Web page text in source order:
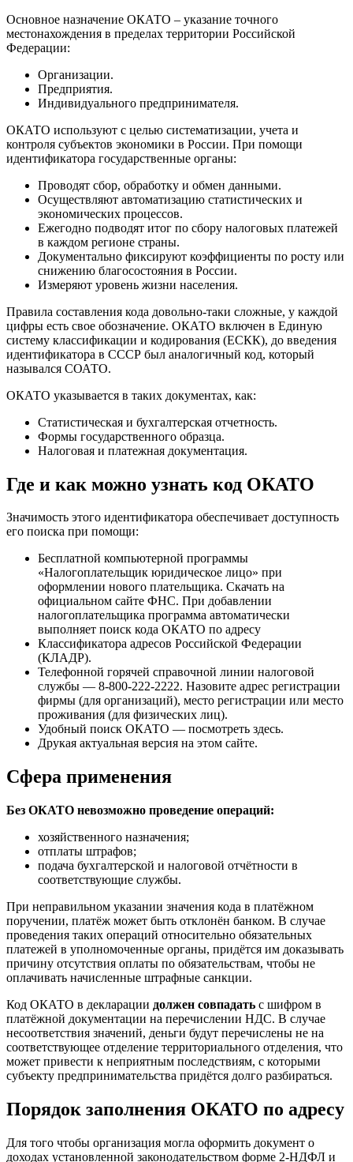
Основное назначение ОКАТО – указание точного
местонахождения в пределах территории Российской
Федерации:
Организации.
Предприятия.
Индивидуального предпринимателя.
ОКАТО используют с целью систематизации, учета и
контроля субъектов экономики в России. При помощи
идентификатора государственные органы:
Проводят сбор, обработку и обмен данными.
Осуществляют автоматизацию статистических и
экономических процессов.
Ежегодно подводят итог по сбору налоговых платежей
в каждом регионе страны.
Документально фиксируют коэффициенты по росту или
снижению благосостояния в России.
Измеряют уровень жизни населения.
Правила составления кода довольно-таки сложные, у каждой
цифры есть свое обозначение. ОКАТО включен в Единую
систему классификации и кодирования (ЕСКК), до введения
идентификатора в СССР был аналогичный код, который
назывался СОАТО.
ОКАТО указывается в таких документах, как:
Статистическая и бухгалтерская отчетность.
Формы государственного образца.
Налоговая и платежная документация.
Где и как можно узнать код ОКАТО
Значимость этого идентификатора обеспечивает доступность
его поиска при помощи:
Бесплатной компьютерной программы
«Налогоплательщик юридическое лицо» при
оформлении нового плательщика. Скачать на
официальном сайте ФНС. При добавлении
налогоплательщика программа автоматически
выполняет поиск кода ОКАТО по адресу
Классификатора адресов Российской Федерации
(КЛАДР).
Телефонной горячей справочной линии налоговой
службы — 8-800-222-2222. Назовите адрес регистрации
фирмы (для организаций), место регистрации или место
проживания (для физических лиц).
Удобный поиск ОКАТО — посмотреть здесь.
Друкая актуальная версия на этом сайте.
Сфера применения
Без ОКАТО невозможно проведение операций:
хозяйственного назначения;
отплаты штрафов;
подача бухгалтерской и налоговой отчётности в
соответствующие службы.
При неправильном указании значения кода в платёжном
поручении, платёж может быть отклонён банком. В случае
проведения таких операций относительно обязательных
платежей в уполномоченные органы, придётся им доказывать
причину отсутствия оплаты по обязательствам, чтобы не
оплачивать начисленные штрафные санкции.
Код ОКАТО в декларации должен совпадать с шифром в
платёжной документации на перечислении НДС. В случае
несоответствия значений, деньги будут перечислены не на
соответствующее отделение территориального отделения, что
может привести к неприятным последствиям, с которыми
субъекту предпринимательства придётся долго разбираться.
Порядок заполнения ОКАТО по адресу
Для того чтобы организация могла оформить документ о
доходах установленной законодательством форме 2-НДФЛ и